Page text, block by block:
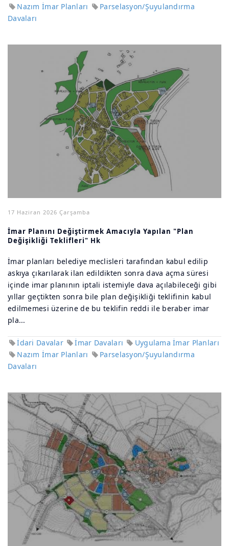
Nazım İmar Planları
Parselasyon/Şuyulandırma
Davaları
17 Haziran 2026 Çarşamba
İmar Planını Değiştirmek Amacıyla Yapılan "Plan
Değişikliği Teklifleri" Hk
İmar planları belediye meclisleri tarafından kabul edilip
askıya çıkarılarak ilan edildikten sonra dava açma süresi
içinde imar planının iptali istemiyle dava açılabileceği gibi
yıllar geçtikten sonra bile plan değişikliği teklifinin kabul
edilmemesi üzerine de bu teklifin reddi ile beraber imar
pla...
İdari Davalar İmar Davaları
Uygulama İmar Planları
Nazım İmar Planları
Parselasyon/Şuyulandırma
Davaları